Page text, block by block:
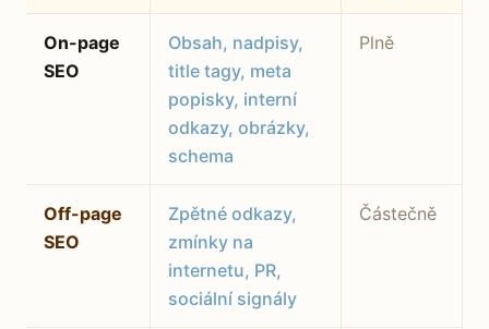
On-page
SEO
Obsah, nadpisy,
title tagy, meta
popisky, interní
odkazy, obrázky,
schema
Plně
Off-page
SEO
Zpětné odkazy,
zmínky na
internetu, PR,
sociální signály
Částečně